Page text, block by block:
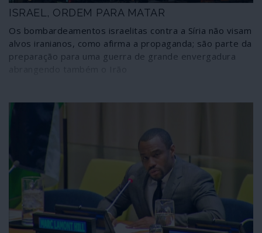
ISRAEL, ORDEM PARA MATAR
Os bombardeamentos israelitas contra a Síria não visam
alvos iranianos, como afirma a propaganda; são parte da
preparação para uma guerra de grande envergadura